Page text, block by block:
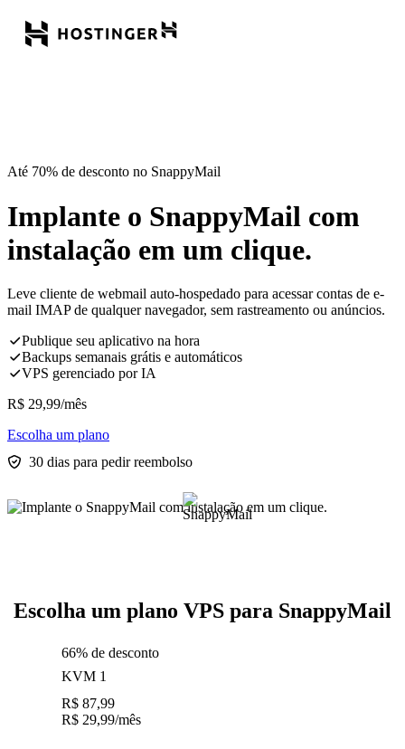
Até 70% de desconto no SnappyMail
Implante o SnappyMail com
instalação em um clique.
Leve cliente de webmail auto-hospedado para acessar contas de e-
mail IMAP de qualquer navegador, sem rastreamento ou anúncios.
Publique seu aplicativo na hora
Backups semanais grátis e automáticos
VPS gerenciado por IA
R$ 29,99/mês
Escolha um plano
30 dias para pedir reembolso
Escolha um plano VPS para SnappyMail
66% de desconto
KVM 1
R$ 87,99
R$ 29,99/mês